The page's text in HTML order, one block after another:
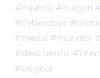
#miumiu #bulgari
#cyberdays
#messi #mundial
#descuento
#original